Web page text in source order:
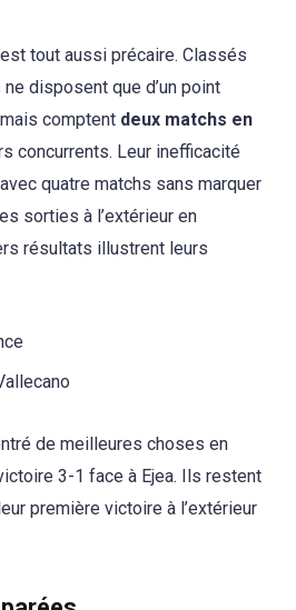
tout aussi précaire. Classés
disposent que d’un point
comptent deux matchs en
concurrents. Leur inefficacité
quatre matchs sans marquer
sorties à l’extérieur en
résultats illustrent leurs
de meilleures choses en
3-1 face à Ejea. Ils restent
première victoire à l’extérieur